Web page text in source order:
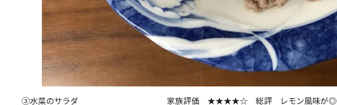
③水菜のサラダ 家族評価 ★★★★☆ 総評 レモン風味が◎